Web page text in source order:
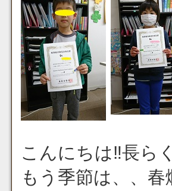
こんにちは‼️長ら
もう季節は、、